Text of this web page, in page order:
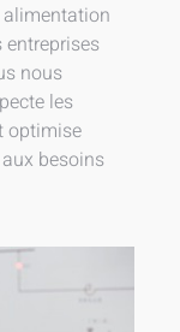
nous
les
optimise
besoins